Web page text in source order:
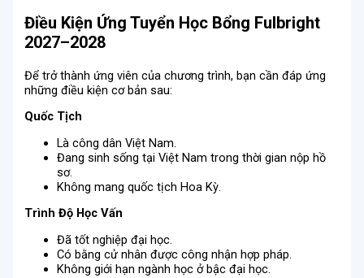
Điều Kiện Ứng Tuyển Học Bổng Fulbright
2027–2028
Để trở thành ứng viên của chương trình, bạn cần đáp ứng
những điều kiện cơ bản sau:
Quốc Tịch
Là công dân Việt Nam.
Đang sinh sống tại Việt Nam trong thời gian nộp hồ
sơ.
Không mang quốc tịch Hoa Kỳ.
Trình Độ Học Vấn
Đã tốt nghiệp đại học.
Có bằng cử nhân được công nhận hợp pháp.
Không giới hạn ngành học ở bậc đại học.